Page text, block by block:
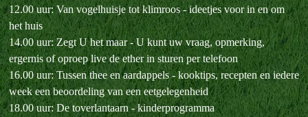
12.00 uur: Van vogelhuisje tot klimroos - ideetjes voor in en om
het huis
14.00 uur: Zegt U het maar - U kunt uw vraag, opmerking,
ergernis of oproep live de ether in sturen per telefoon
16.00 uur: Tussen thee en aardappels - kooktips, recepten en iedere
week een beoordeling van een eetgelegenheid
18.00 uur: De toverlantaarn - kinderprogramma